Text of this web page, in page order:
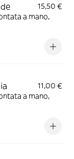
15,50 €
a mano,
11,00 €
a mano,